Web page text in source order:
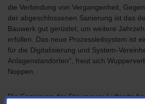
die Verbindung von Vergangenheit,
der abgeschlossenen Sanierung ist das
Bauwerk gut gerüstet, um weitere
erfüllen. Das neue Prozessleitsystem ist
für die Digitalisierung und System-
Anlagenstandorten", freut sich
Noppen.
Die Sanierung der Staumauer-Luftseite